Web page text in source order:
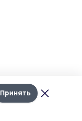
Лента
новостей
Принять